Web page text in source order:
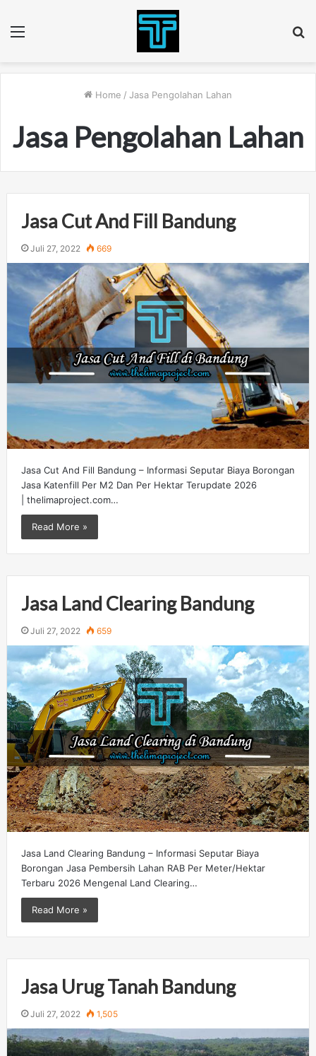
Home / Jasa Pengolahan Lahan
Jasa Pengolahan Lahan
Jasa Cut And Fill Bandung
Juli 27, 2022 669
Jasa Cut And Fill Bandung – Informasi Seputar Biaya Borongan
Jasa Katenfill Per M2 Dan Per Hektar Terupdate 2026
| thelimaproject.com…
Read More »
Jasa Land Clearing Bandung
Juli 27, 2022 659
Jasa Land Clearing Bandung – Informasi Seputar Biaya
Borongan Jasa Pembersih Lahan RAB Per Meter/Hektar
Terbaru 2026 Mengenal Land Clearing…
Read More »
Jasa Urug Tanah Bandung
Juli 27, 2022 1,505